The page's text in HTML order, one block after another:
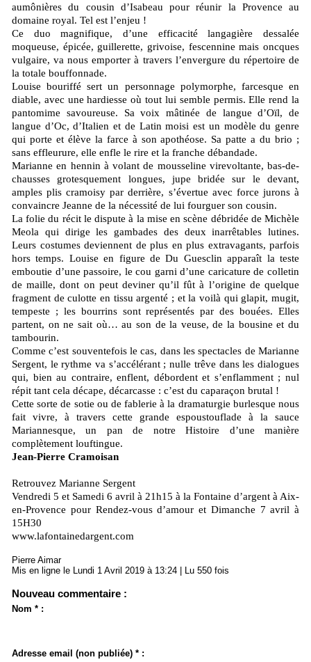
aumônières du cousin d’Isabeau pour réunir la Provence au
domaine royal. Tel est l’enjeu !
Ce duo magnifique, d’une efficacité langagière dessalée
moqueuse, épicée, guillerette, grivoise, fescennine mais oncques
vulgaire, va nous emporter à travers l’envergure du répertoire de
la totale bouffonnade.
Louise bouriffé sert un personnage polymorphe, farcesque en
diable, avec une hardiesse où tout lui semble permis. Elle rend la
pantomime savoureuse. Sa voix mâtinée de langue d’Oïl, de
langue d’Oc, d’Italien et de Latin moisi est un modèle du genre
qui porte et élève la farce à son apothéose. Sa patte a du brio ;
sans effleurure, elle enfle le rire et la franche débandade.
Marianne en hennin à volant de mousseline virevoltante, bas-de-
chausses grotesquement longues, jupe bridée sur le devant,
amples plis cramoisy par derrière, s’évertue avec force jurons à
convaincre Jeanne de la nécessité de lui fourguer son cousin.
La folie du récit le dispute à la mise en scène débridée de Michèle
Meola qui dirige les gambades des deux inarrêtables lutines.
Leurs costumes deviennent de plus en plus extravagants, parfois
hors temps. Louise en figure de Du Guesclin apparaît la teste
emboutie d’une passoire, le cou garni d’une caricature de colletin
de maille, dont on peut deviner qu’il fût à l’origine de quelque
fragment de culotte en tissu argenté ; et la voilà qui glapit, mugit,
tempeste ; les bourrins sont représentés par des bouées. Elles
partent, on ne sait où… au son de la veuse, de la bousine et du
tambourin.
Comme c’est souventefois le cas, dans les spectacles de Marianne
Sergent, le rythme va s’accélérant ; nulle trêve dans les dialogues
qui, bien au contraire, enflent, débordent et s’enflamment ; nul
répit tant cela décape, décarcasse : c’est du caparaçon brutal !
Cette sorte de sotie ou de fablerie à la dramaturgie burlesque nous
fait vivre, à travers cette grande espoustouflade à la sauce
Mariannesque, un pan de notre Histoire d’une manière
complètement louftingue.
Jean-Pierre Cramoisan
Retrouvez Marianne Sergent
Vendredi 5 et Samedi 6 avril à 21h15 à la Fontaine d’argent à Aix-
en-Provence pour Rendez-vous d’amour et Dimanche 7 avril à
15H30
www.lafontainedargent.com
Pierre Aimar
Mis en ligne le Lundi 1 Avril 2019 à 13:24 | Lu 550 fois
Nouveau commentaire :
Nom * :
Adresse email (non publiée) * :